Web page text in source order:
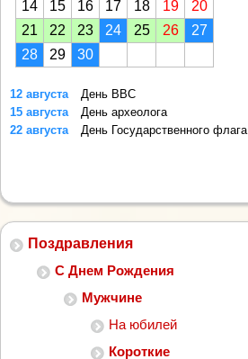
Поздравления
С Днем Рождения
Мужчине
На юбилей
Короткие
14
15 16 17 18 19
20
21
22 23 24 25 26
27
28
29 30
12 августа
День ВВС
15 августа
День археолога
22 августа
День Государственного флага